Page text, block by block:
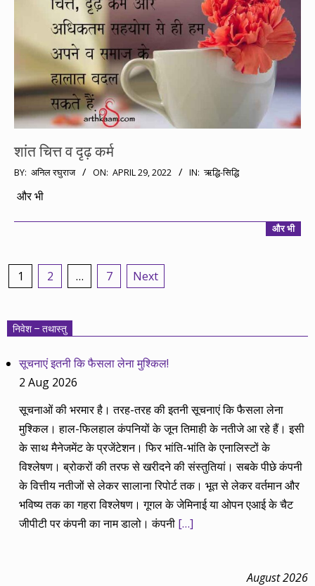
शांत चित्त व दृढ़ कर्म
2022-
04-
BY: अनिल रघुराज ON: APRIL 29, 2022 IN: ऋद्धि-सिद्धि
और भी
और भी
Posts
1 2 … 7 Next
निवेश – तथास्तु
सूचनाएं इतनी कि फैसला लेना मुश्किल!
2 Aug 2026
सूचनाओं की भरमार है। तरह-तरह की इतनी सूचनाएं कि फैसला लेना
मुश्किल। हाल-फिलहाल कंपनियों के जून तिमाही के नतीजे आ रहे हैं। इसी
के साथ मैनेजमेंट के प्रजेंटेशन। फिर भांति-भांति के एनालिस्टों के
विश्लेषण। ब्रोकरों की तरफ से खरीदने की संस्तुतियां। सबके पीछे कंपनी
के वित्तीय नतीजों से लेकर सालाना रिपोर्ट तक। भूत से लेकर वर्तमान और
भविष्य तक का गहरा विश्लेषण। गूगल के जेमिनाई या ओपन एआई के चैट
जीपीटी पर कंपनी का नाम डालो। कंपनी […]
August 2026